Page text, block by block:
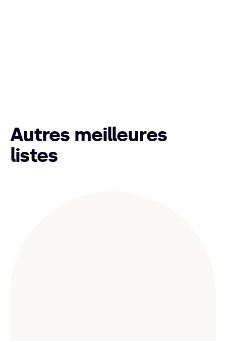
Autres meilleures
listes